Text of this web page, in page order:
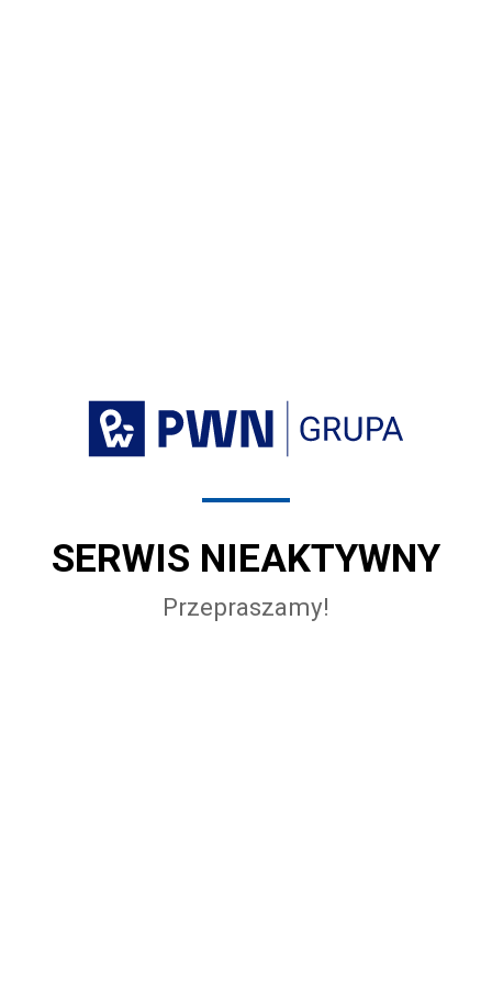
SERWIS NIEAKTYWNY
Przepraszamy!